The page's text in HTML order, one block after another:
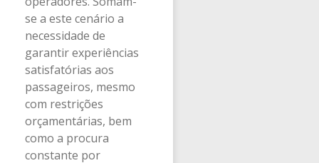
se a este cenário a
necessidade de
garantir experiências
satisfatórias aos
passageiros, mesmo
com restrições
orçamentárias, bem
como a procura
constante por